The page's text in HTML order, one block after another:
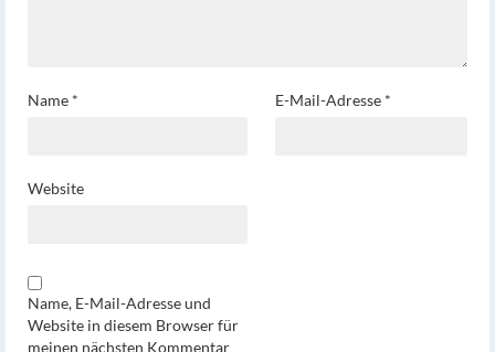
Name * E-Mail-Adresse *
Website
Name, E-Mail-Adresse und
Website in diesem Browser für
meinen nächsten Kommentar